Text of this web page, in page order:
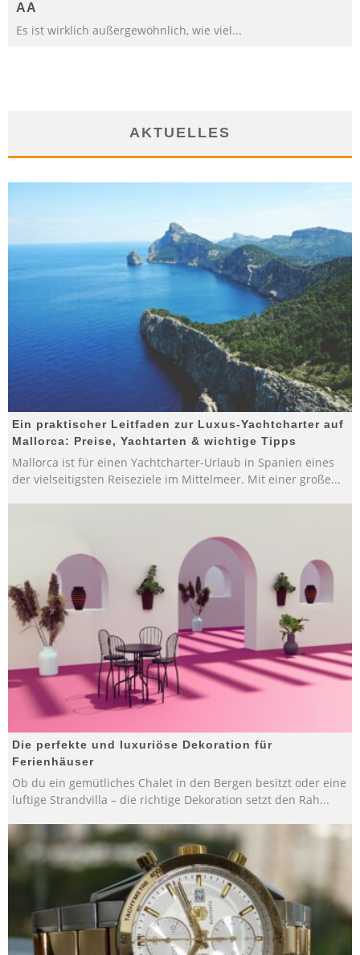
AA
Es ist wirklich außergewöhnlich, wie viel...
AKTUELLES
Ein praktischer Leitfaden zur Luxus-Yachtcharter auf
Mallorca: Preise, Yachtarten & wichtige Tipps
Mallorca ist für einen Yachtcharter-Urlaub in Spanien eines
der vielseitigsten Reiseziele im Mittelmeer. Mit einer große...
Die perfekte und luxuriöse Dekoration für
Ferienhäuser
Ob du ein gemütliches Chalet in den Bergen besitzt oder eine
luftige Strandvilla – die richtige Dekoration setzt den Rah...